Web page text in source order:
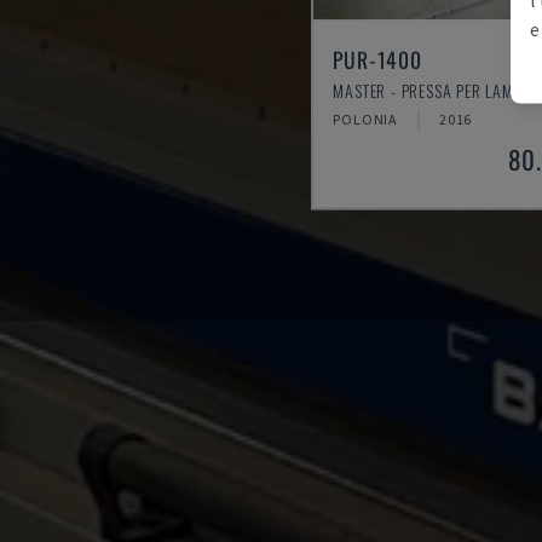
PUR-1400
MASTER - PRESSA PER
POLONIA 2016